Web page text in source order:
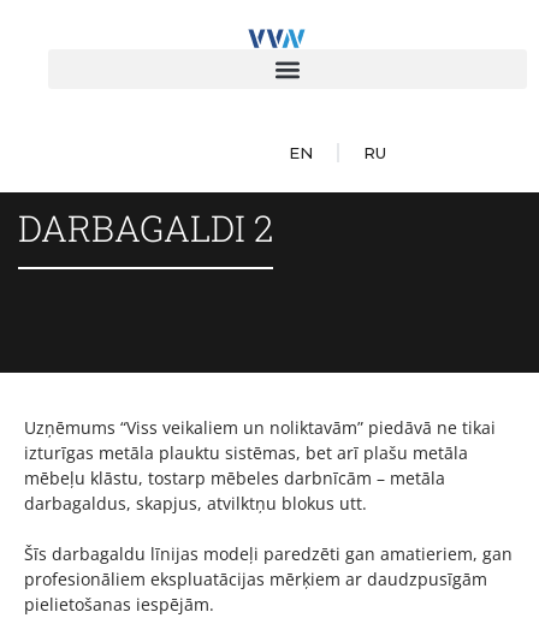
EN RU
DARBAGALDI 2
Uzņēmums “Viss veikaliem un noliktavām” piedāvā ne tikai
izturīgas metāla plauktu sistēmas, bet arī plašu metāla
mēbeļu klāstu, tostarp mēbeles darbnīcām – metāla
darbagaldus, skapjus, atvilktņu blokus utt.
Šīs darbagaldu līnijas modeļi paredzēti gan amatieriem, gan
profesionāliem ekspluatācijas mērķiem ar daudzpusīgām
pielietošanas iespējām.